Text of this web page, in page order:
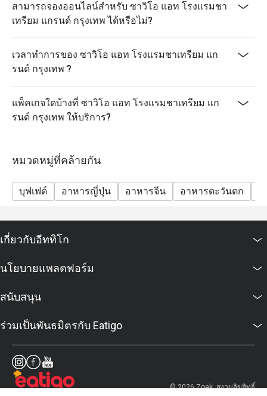
สามารถจองออนไลน์สำหรับ ซาวิโอ แอท โรงแรมชา
เทรียม แกรนด์ กรุงเทพ ได้หรือไม่?
เวลาทำการของ ซาวิโอ แอท โรงแรมชาเทรียม แก
รนด์ กรุงเทพ ?
แพ็คเกจใดบ้างที่ ซาวิโอ แอท โรงแรมชาเทรียม แก
รนด์ กรุงเทพ ให้บริการ?
หมวดหมู่ที่คล้ายกัน
บุฟเฟต์ อาหารญี่ปุ่น อาหารจีน อาหารตะวันตก
เกี่ยวกับอีททิโก
นโยบายแพลตฟอร์ม
สนับสนุน
ร่วมเป็นพันธมิตรกับ Eatigo
© 2026 Zoek. สงวนลิขสิทธิ์